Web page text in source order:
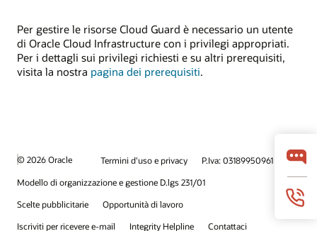
Per gestire le risorse Cloud Guard è necessario un utente
di Oracle Cloud Infrastructure con i privilegi appropriati.
Per i dettagli sui privilegi richiesti e su altri prerequisiti,
visita la nostra pagina dei prerequisiti.
© 2026 Oracle Termini d'uso e privacy
P.Iva: 03189950961
Modello di organizzazione e gestione D.lgs 231/01
Scelte pubblicitarie
Opportunità di lavoro
Iscriviti per ricevere e-mail
Integrity Helpline Contattaci